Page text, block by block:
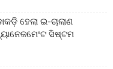
ହେଲା ଇ-ଚାଲାଣ
ସିଷ୍ଟମ